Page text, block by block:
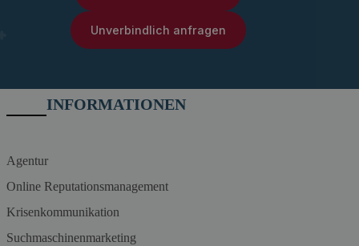
Unverbindlich anfragen
INFORMATIONEN
Agentur
Online Reputationsmanagement
Krisenkommunikation
Suchmaschinenmarketing